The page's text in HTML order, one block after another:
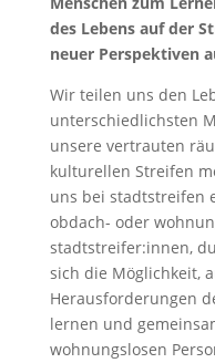
des Lebens auf der
neuer Perspektiven
Wir teilen uns den
unterschiedlichsten
unsere vertrauten
kulturellen Streifen
uns bei stadtstreifen
obdach- oder
stadtstreifer:innen,
sich die Möglichkeit,
Herausforderungen
lernen und
wohnungslosen